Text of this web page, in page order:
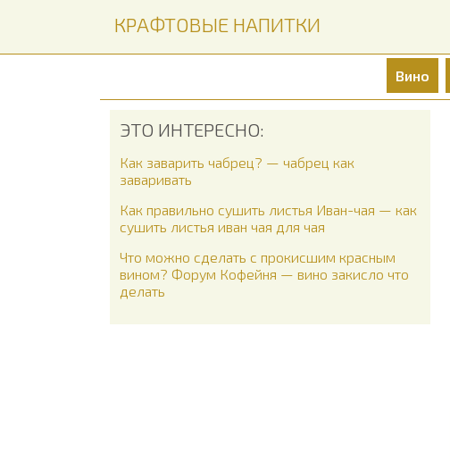
КРАФТОВЫЕ НАПИТКИ
Вино
ЭТО ИНТЕРЕСНО:
Как заварить чабрец? — чабрец как
заваривать
Как правильно сушить листья Иван-чая — как
сушить листья иван чая для чая
Что можно сделать с прокисшим красным
вином? Форум Кофейня — вино закисло что
делать